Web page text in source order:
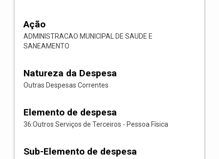
Ação
ADMINISTRACAO MUNICIPAL DE SAUDE E
SANEAMENTO
Natureza da Despesa
Outras Despesas Correntes
Elemento de despesa
36:Outros Serviços de Terceiros - Pessoa Física
Sub-Elemento de despesa